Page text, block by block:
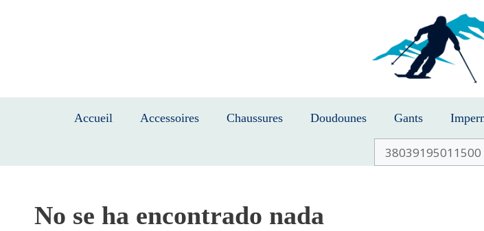
Accueil Accessoires Chaussures Doudounes Gants
Buscar
No se ha encontrado nada